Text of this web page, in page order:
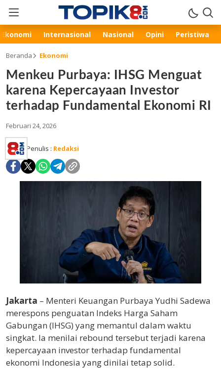
Ekonomi Internasional Nasional Opini Peristiwa
Beranda Ekonomi
Menkeu Purbaya: IHSG Menguat
karena Kepercayaan Investor
terhadap Fundamental Ekonomi RI
Februari 24, 2026
Penulis : Redaksi
Jakarta – Menteri Keuangan Purbaya Yudhi Sadewa
merespons penguatan Indeks Harga Saham
Gabungan (IHSG) yang memantul dalam waktu
singkat. Ia menilai rebound tersebut terjadi karena
kepercayaan investor terhadap fundamental
ekonomi Indonesia yang dinilai tetap solid.